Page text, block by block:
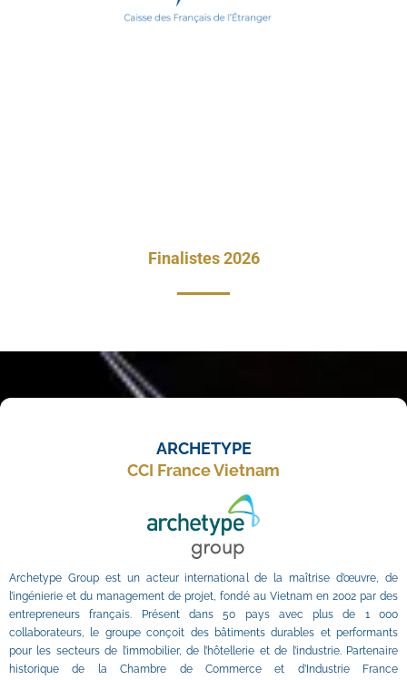
Finalistes 2026
ARCHETYPE
CCI France Vietnam
Archetype Group est un acteur international de la maîtrise d’œuvre, de
l’ingénierie et du management de projet, fondé au Vietnam en 2002 par des
entrepreneurs français. Présent dans 50 pays avec plus de 1 000
collaborateurs, le groupe conçoit des bâtiments durables et performants
pour les secteurs de l’immobilier, de l’hôtellerie et de l’industrie. Partenaire
historique de la Chambre de Commerce et d’Industrie France